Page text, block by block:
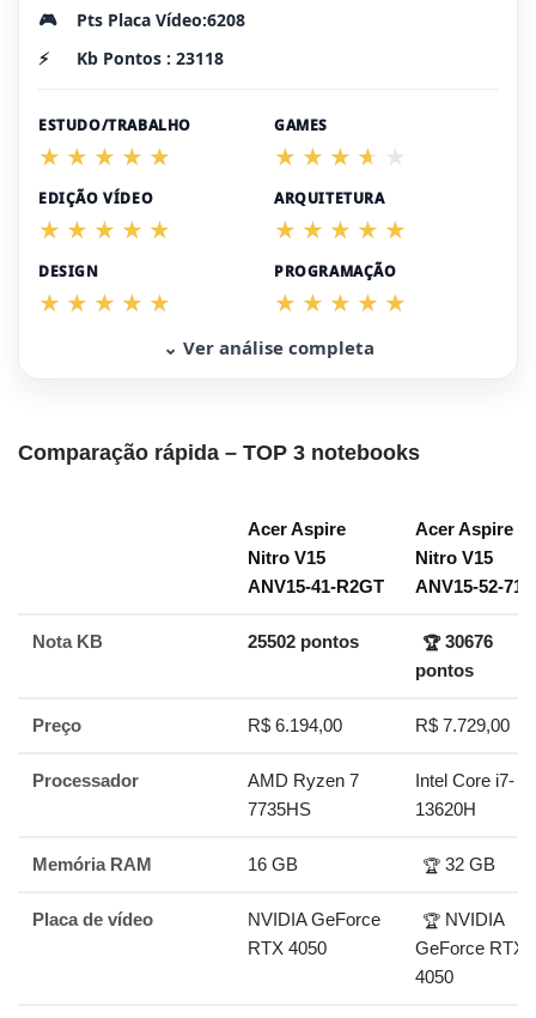
🎮
Pts Placa Vídeo:6208
⚡
Kb Pontos : 23118
ESTUDO/TRABALHO GAMES
EDIÇÃO VÍDEO ARQUITETURA
DESIGN PROGRAMAÇÃO
⌄ Ver análise completa
Comparação rápida – TOP 3 notebooks
Acer Aspire
Nitro V15
ANV15-41-R2GT
Acer Aspire
Nitro V15
ANV15-52-
Nota KB 25502 pontos 🏆30676
pontos
Preço R$ 6.194,00 R$ 7.729,00
Processador
AMD Ryzen 7
7735HS
Intel Core i7-
13620H
Memória RAM 16 GB 🏆 32 GB
Placa de vídeo
NVIDIA GeForce
RTX 4050
🏆 NVIDIA
GeForce RTX
4050